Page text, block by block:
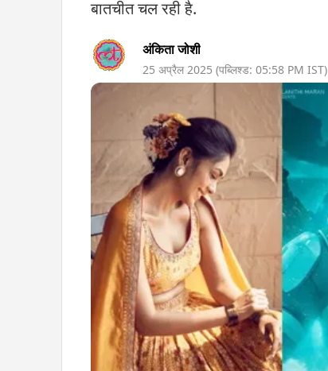
बातचीत चल रही है.
अंकिता जोशी
25 अप्रैल 2025 (पब्लिश्ड: 05:58 PM IST)